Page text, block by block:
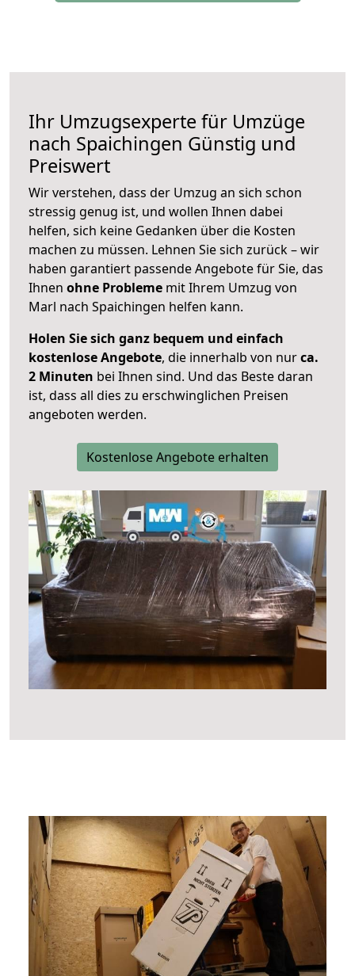
Ihr Umzugsexperte für Umzüge
nach Spaichingen Günstig und
Preiswert
Wir verstehen, dass der Umzug an sich schon
stressig genug ist, und wollen Ihnen dabei
helfen, sich keine Gedanken über die Kosten
machen zu müssen. Lehnen Sie sich zurück – wir
haben garantiert passende Angebote für Sie, das
Ihnen ohne Probleme mit Ihrem Umzug von
Marl nach Spaichingen helfen kann.
Holen Sie sich ganz bequem und einfach
kostenlose Angebote, die innerhalb von nurca.
2 Minuten bei Ihnen sind. Und das Beste daran
ist, dass all dies zu erschwinglichen Preisen
angeboten werden.
Kostenlose Angebote erhalten